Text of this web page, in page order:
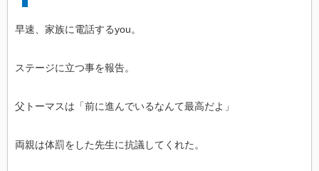
早速、家族に電話するyou。
ステージに立つ事を報告。
父トーマスは「前に進んでいるなんて最高だよ」
両親は体罰をした先生に抗議してくれた。